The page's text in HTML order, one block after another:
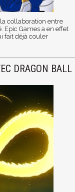
collaboration entre
Epic Games a en effet
fait déjà couler
DRAGON BALL